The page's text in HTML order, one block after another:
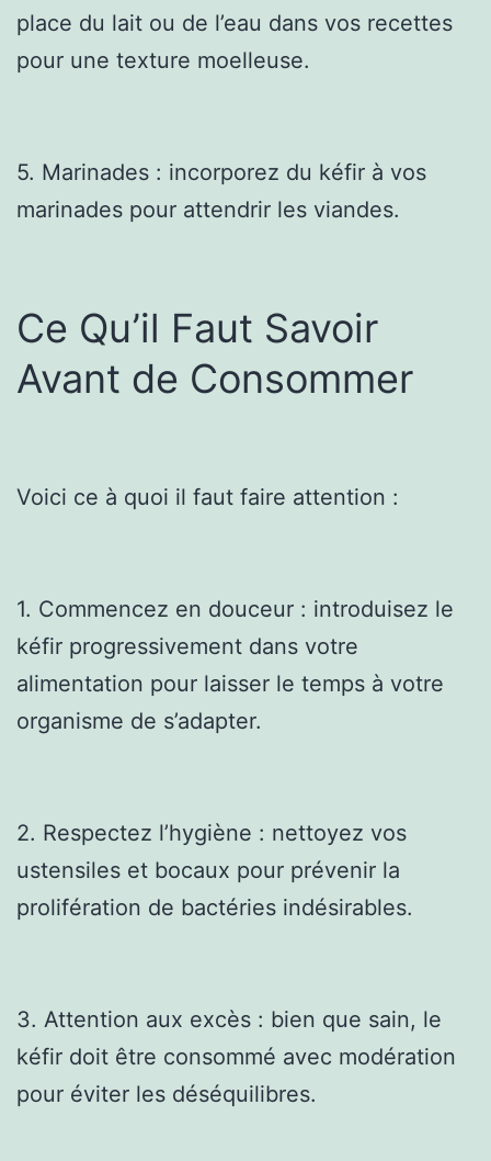
place du lait ou de l’eau dans vos recettes
pour une texture moelleuse.
5. Marinades : incorporez du kéfir à vos
marinades pour attendrir les viandes.
Ce Qu’il Faut Savoir
Avant de Consommer
Voici ce à quoi il faut faire attention :
1. Commencez en douceur : introduisez le
kéfir progressivement dans votre
alimentation pour laisser le temps à votre
organisme de s’adapter.
2. Respectez l’hygiène : nettoyez vos
ustensiles et bocaux pour prévenir la
prolifération de bactéries indésirables.
3. Attention aux excès : bien que sain, le
kéfir doit être consommé avec modération
pour éviter les déséquilibres.